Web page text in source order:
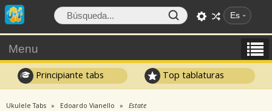
Es
Menu
Principiante tabs Top tablaturas
Ukulele Tabs Edoardo Vianello Estate